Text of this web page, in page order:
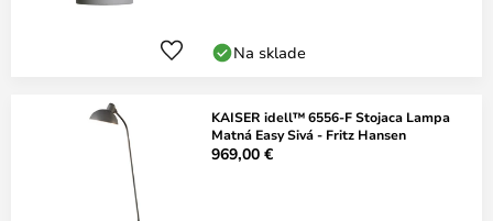
Na sklade
KAISER idell™ 6556-F Stojaca Lampa
Matná Easy Sivá - Fritz Hansen
969,00 €